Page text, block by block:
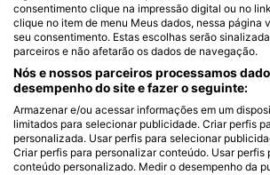
consentimento clique na impressão digital ou no
clique no item de menu Meus dados, nessa página
seu consentimento. Estas escolhas serão
parceiros e não afetarão os dados de navegação.
Nós e nossos parceiros processamos
desempenho do site e fazer o seguinte:
Armazenar e/ou acessar informações em um
limitados para selecionar publicidade. Criar perfis
personalizada. Usar perfis para selecionar
Criar perfis para personalizar conteúdo. Usar perfis
conteúdo personalizado. Medir o desempenho da